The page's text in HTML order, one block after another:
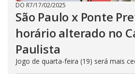
DO R7/17/02/2025
São Paulo x Ponte
horário alterado no
Paulista
Jogo de quarta-feira (19) será mais